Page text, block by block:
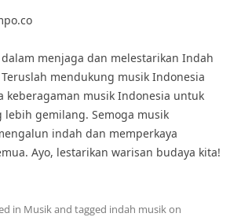
menjaga dan melestarikan Indah
mendukung musik Indonesia
keberagaman musik Indonesia untuk
lebih gemilang. Semoga musik
indah dan memperkaya
Ayo, lestarikan warisan budaya kita!
in Musikand tagged indah musikon